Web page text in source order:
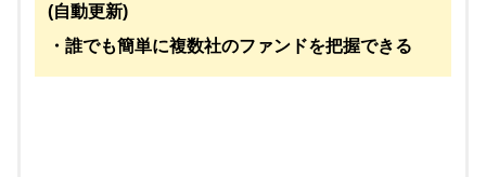
(自動更新)
・誰でも簡単に複数社のファンドを把握できる